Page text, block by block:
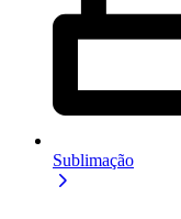
Sublimação